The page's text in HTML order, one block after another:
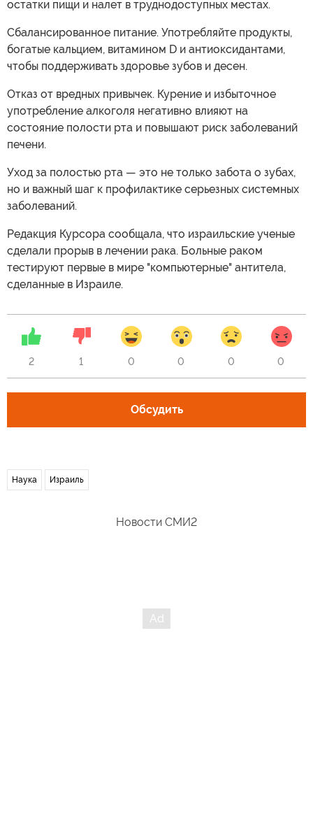
остатки пищи и налет в труднодоступных местах.
Сбалансированное питание. Употребляйте продукты,
богатые кальцием, витамином D и антиоксидантами,
чтобы поддерживать здоровье зубов и десен.
Отказ от вредных привычек. Курение и избыточное
употребление алкоголя негативно влияют на
состояние полости рта и повышают риск заболеваний
печени.
Уход за полостью рта — это не только забота о зубах,
но и важный шаг к профилактике серьезных системных
заболеваний.
Редакция Курсора сообщала, что израильские ученые
сделали прорыв в лечении рака. Больные раком
тестируют первые в мире "компьютерные" антитела,
сделанные в Израиле.
2 1 0 0 0 0
Обсудить
Наука Израиль
Новости СМИ2